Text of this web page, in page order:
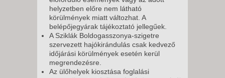
helyzetben előre nem látható
körülmények miatt változhat. A
belépőjegyárak tájékoztató jellegűek.
A Sziklák Boldogasszonya-szigetre
szervezett hajókirándulás csak kedvező
időjárási körülmények esetén kerül
megrendezésre.
Az ülőhelyek kiosztása foglalási